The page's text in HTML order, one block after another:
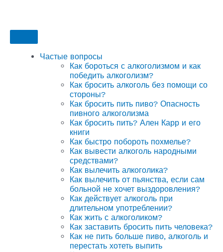
Частые вопросы
Как бороться с алкоголизмом и как
победить алкоголизм?
Как бросить алкоголь без помощи со
стороны?
Как бросить пить пиво? Опасность
пивного алкоголизма
Как бросить пить? Ален Карр и его
книги
Как быстро побороть похмелье?
Как вывести алкоголь народными
средствами?
Как вылечить алкоголика?
Как вылечить от пьянства, если сам
больной не хочет выздоровления?
Как действует алкоголь при
длительном употреблении?
Как жить с алкоголиком?
Как заставить бросить пить человека?
Как не пить больше пиво, алкоголь и
перестать хотеть выпить